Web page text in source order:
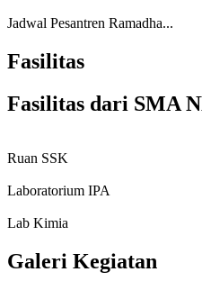
Jadwal Pesantren Ramadha...
Fasilitas
Fasilitas dari SMA
Ruan SSK
Laboratorium IPA
Lab Kimia
Galeri Kegiatan